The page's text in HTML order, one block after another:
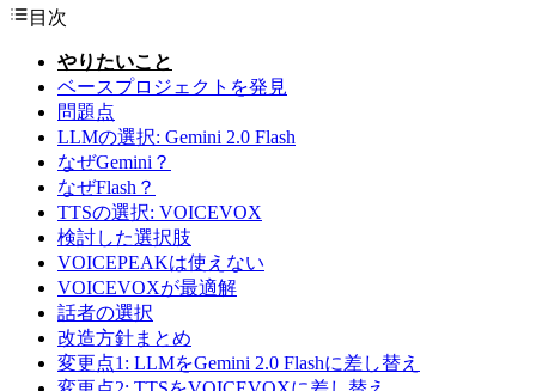
目次
やりたいこと
ベースプロジェクトを発見
問題点
LLMの選択: Gemini 2.0 Flash
なぜGemini？
なぜFlash？
TTSの選択: VOICEVOX
検討した選択肢
VOICEPEAKは使えない
VOICEVOXが最適解
話者の選択
改造方針まとめ
変更点1: LLMをGemini 2.0 Flashに差し替え